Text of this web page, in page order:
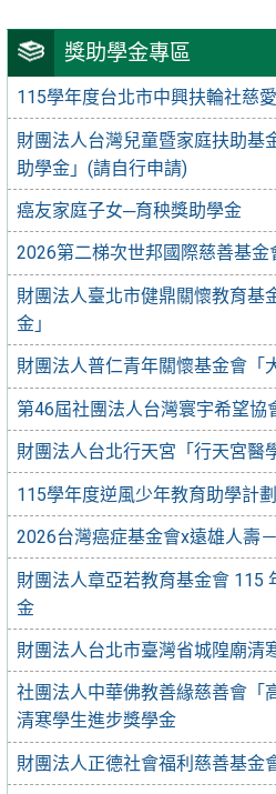
獎助學金專區
115學年度台北市中興扶輪社慈
財團法人台灣兒童暨家庭扶助基
助學金」(請自行申請)
癌友家庭子女─育秧獎助學金
2026第二梯次世邦國際慈善基
財團法人臺北市健鼎關懷教育基
金」
財團法人普仁青年關懷基金會「
第46屆社團法人台灣寰宇希望協
財團法人台北行天宮「行天宮醫
115學年度逆風少年教育助學計劃
2026台灣癌症基金會x遠雄人壽
財團法人章亞若教育基金會 115
金
財團法人台北市臺灣省城隍廟清
社團法人中華佛教善緣慈善會「
清寒學生進步獎學金
財團法人正德社會福利慈善基金